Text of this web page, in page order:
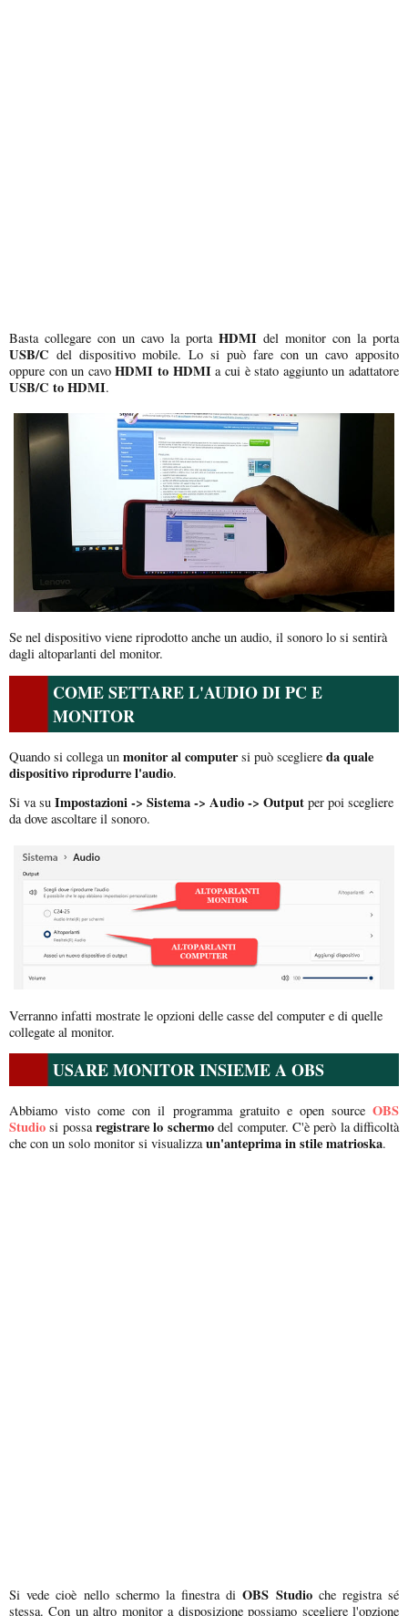
Basta collegare con un cavo la porta HDMI del monitor con la porta
USB/C del dispositivo mobile. Lo si può fare con un cavo apposito
oppure con un cavoHDMI to HDMIa cui è stato aggiunto un adattatore
USB/C to HDMI.
Se nel dispositivo viene riprodotto anche un audio, il sonoro lo si sentirà
dagli altoparlanti del monitor.
COME SETTARE L'AUDIO DI PC E
MONITOR
Quando si collega un monitor al computersi può scegliere da quale
dispositivo riprodurre l'audio.
Si va su Impostazioni -> Sistema -> Audio -> Output per poi scegliere
da dove ascoltare il sonoro.
Verranno infatti mostrate le opzioni delle casse del computer e di quelle
collegate al monitor.
USARE MONITOR INSIEME A OBS
Abbiamo visto come con il programma gratuito e open source OBS
Studio si possaregistrare lo schermodel computer. C'è però la difficoltà
che con un solo monitor si visualizzaun'anteprima in stile matrioska.
Si vede cioè nello schermo la finestra di OBS Studioche registra sé
stessa. Con un altro monitor a disposizione possiamo scegliere l'opzione